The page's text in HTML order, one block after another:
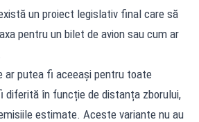
un proiect legislativ final care să
pentru un bilet de avion sau cum ar
ar putea fi aceeași pentru toate
diferită în funcție de distanța zborului,
estimate. Aceste variante nu au